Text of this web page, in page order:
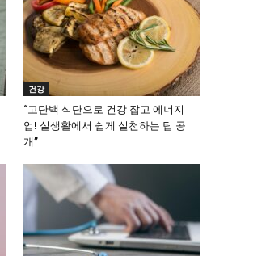
건강
“고단백 식단으로 건강 잡고 에너지
업! 실생활에서 쉽게 실천하는 팁 공
개”